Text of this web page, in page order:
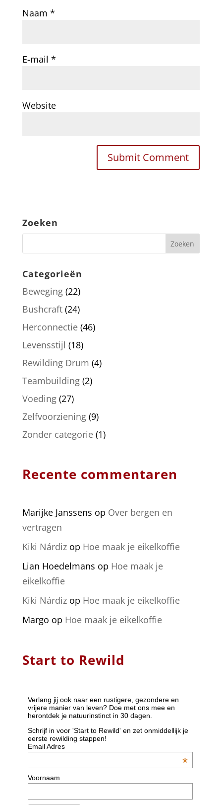
Naam *
E-mail *
Website
Zoeken
Categorieën
Beweging(22)
Bushcraft(24)
Herconnectie(46)
Levensstijl (18)
Rewilding Drum (4)
Teambuilding(2)
Voeding(27)
Zelfvoorziening(9)
Zonder categorie(1)
Recente commentaren
Marijke Janssens op Over bergen en
vertragen
Kiki Nárdizop Hoe maak je eikelkoffie
Lian Hoedelmans op Hoe maak je
eikelkoffie
Kiki Nárdizop Hoe maak je eikelkoffie
Margo op Hoe maak je eikelkoffie
Start to Rewild
Verlang jij ook naar een rustigere, gezondere en
vrijere manier van leven? Doe met ons mee en
herontdek je natuurinstinct in 30 dagen.
Schrijf in voor 'Start to Rewild' en zet onmiddellijk je
eerste rewilding stappen!
Email Adres
*
Voornaam